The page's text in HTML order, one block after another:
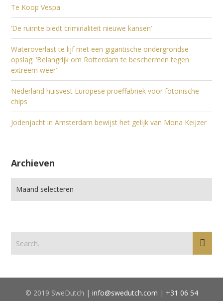
Te Koop Vespa
‘De ruimte biedt criminaliteit nieuwe kansen’
Wateroverlast te lijf met een gigantische ondergrondse
opslag: ‘Belangrijk om Rotterdam te beschermen tegen
extreem weer’
Nederland huisvest Europese proeffabriek voor fotonische
chips
Jodenjacht in Amsterdam bewijst het gelijk van Mona Keijzer
Archieven
© 2019 SweDutch | info@swedutch.com | +31 06 54